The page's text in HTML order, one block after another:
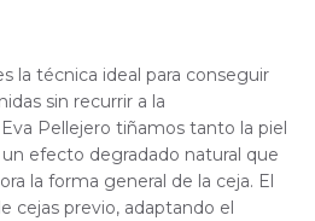
la técnica ideal para conseguir
sin recurrir a la
Pellejero tiñamos tanto la piel
efecto degradado natural que
la forma general de la ceja. El
cejas previo, adaptando el